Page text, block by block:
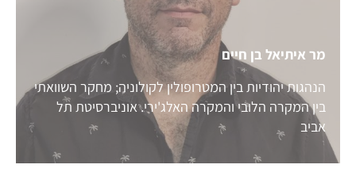
מר איתיאל בן חיים
הנהגות יהודיות בין המטרופולין לקולוניה; מחקר השוואתי
בין המקרה הלובי והמקרה האלג'ירי. אוניברסיטת תל
אביב